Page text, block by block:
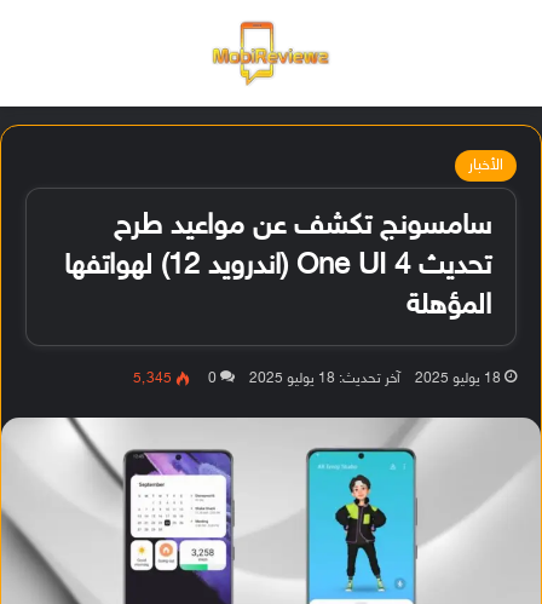
الأخبار
سامسونج تكشف عن مواعيد طرح
تحديث One UI 4 (اندرويد 12) لهواتفها
المؤهلة
18 يوليو 2025 آخر تحديث: 18 يوليو 2025 0 5٬345